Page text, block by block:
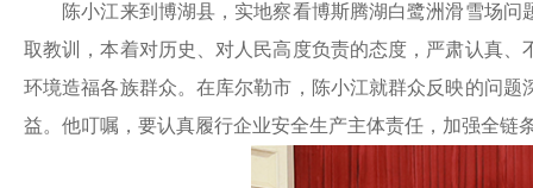
陈小江来到博湖县，实地察看博斯腾湖白鹭洲滑雪场问
取教训，本着对历史、对人民高度负责的态度，严肃认真
环境造福各族群众。在库尔勒市，陈小江就群众反映的问
益。他叮嘱，要认真履行企业安全生产主体责任，加强全